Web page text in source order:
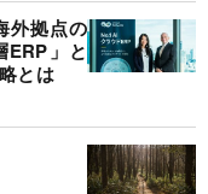
外拠点の
ERP」と
とは